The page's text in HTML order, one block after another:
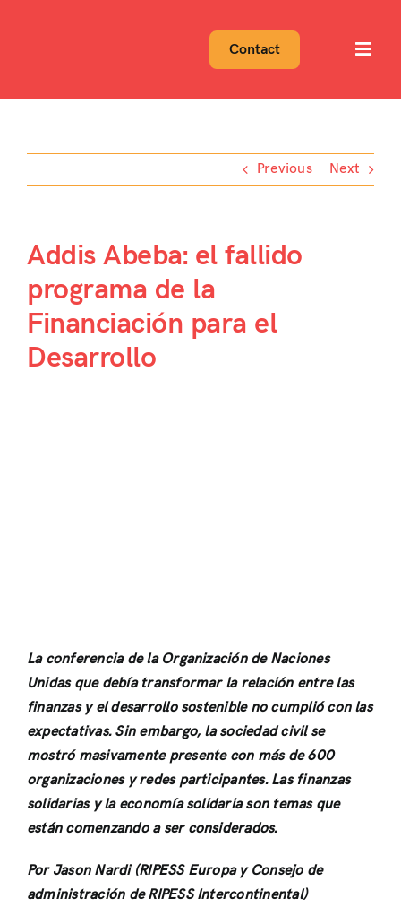
Contact
Previous Next
Addis Abeba: el fallido
programa de la
Financiación para el
Desarrollo
La conferencia de la Organización de Naciones
Unidas que debía transformar la relación entre las
finanzas y el desarrollo sostenible no cumplió con las
expectativas. Sin embargo, la sociedad civil se
mostró masivamente presente con más de 600
organizaciones y redes participantes. Las finanzas
solidarias y la economía solidaria son temas que
están comenzando a ser considerados.
Por Jason Nardi (RIPESS Europa y Consejo de
administración de RIPESS Intercontinental)